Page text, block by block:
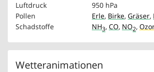
Luftdruck
950 hPa
Pollen
Erle, Birke, Gräser,
Schadstoffe
NH3, CO, NO2,
Wetteranimationen